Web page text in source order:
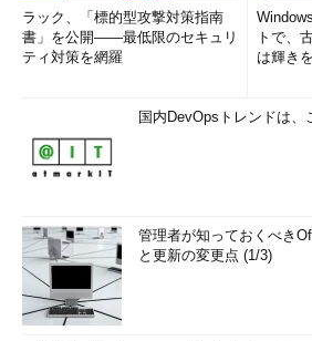
ラック、「標的型攻撃対策指南
書」を公開――最低限のセキュリ
ティ対策を網羅
トで、
は輝き
国内DevOpsトレンドは、
管理者が知っておくべき
と更新の変更点 (1/3)